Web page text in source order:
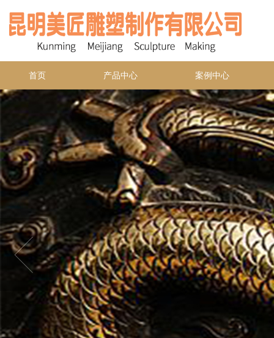
首页 产品中心 案例中心